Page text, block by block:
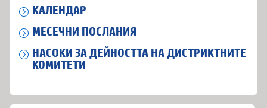
КАЛЕНДАР
МЕСЕЧНИ ПОСЛАНИЯ
НАСОКИ ЗА ДЕЙНОСТТА НА ДИСТРИКТНИТЕ
КОМИТЕТИ